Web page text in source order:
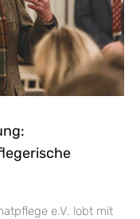
e.V. lobt mit